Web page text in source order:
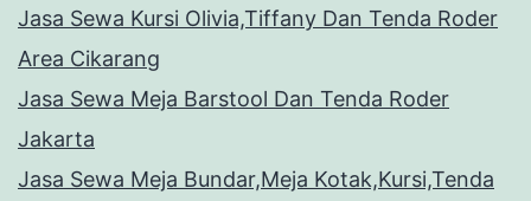
Jasa Sewa Kursi Olivia,Tiffany Dan Tenda Roder
Area Cikarang
Jasa Sewa Meja Barstool Dan Tenda Roder
Jakarta
Jasa Sewa Meja Bundar,Meja Kotak,Kursi,Tenda